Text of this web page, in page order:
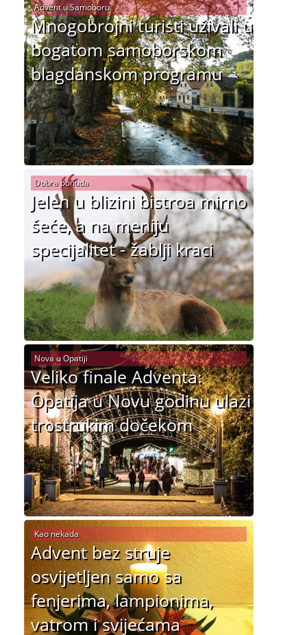
Mnogobrojni turisti uživali u
bogatom samoborskom
blagdanskom programu
Advent u Samoboru
Jelen u blizini bistroa mirno
šeće, a na meniju
specijalitet - žablji kraci
Dobra ponuda
Veliko finale Adventa:
Opatija u Novu godinu ulazi
trostrukim dočekom
Nova u Opatiji
Advent bez struje
osvijetljen samo sa
fenjerima, lampionima,
vatrom i svijećama
Kao nekada